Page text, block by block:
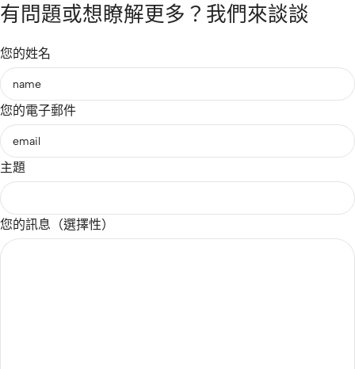
有問題或想瞭解更多？我們來談談
您的姓名
您的電子郵件
主題
您的訊息（選擇性）